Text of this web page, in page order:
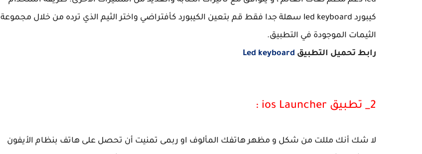
كيبورد led keyboard سهلة جدا فقط قم بتعين الكيبورد كأفتراضي واختر الثيم الذي ترده من خلال مجموعة
الثيمات الموجودة في التطبيق.
رابط تحميل التطبيق Led keyboard
2_ تطبيق ios Launcher :
لا شك أنك مللت من شكل و مظهر هاتفك المألوف او ربمى تمنيت أن تحصل على هاتف بنظام الأيفون